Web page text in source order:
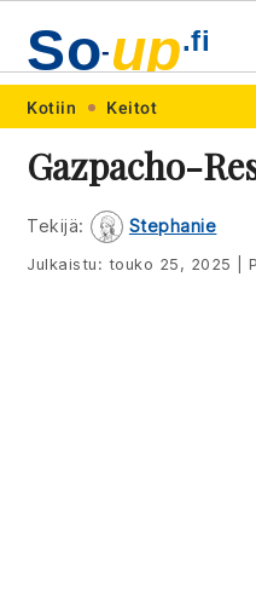
Skip
primary
navigation
Skip
main
content
Skip
primary
sidebar
Skip
footer
So-up.fi
Kotiin Keitot
Gazpacho-
Tekijä: Stephanie
Julkaistu: touko 25, 2025